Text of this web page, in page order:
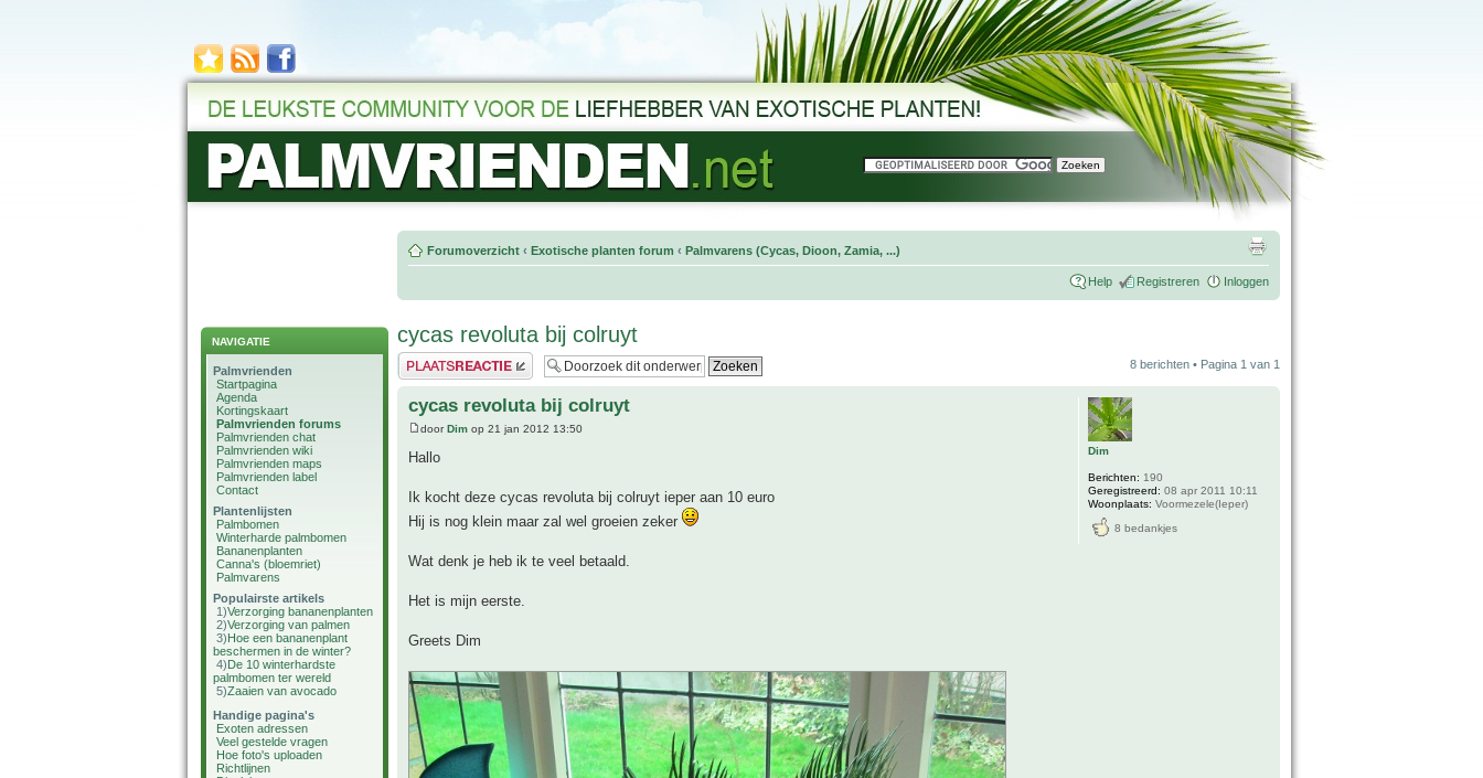
NAVIGATIE
Palmvrienden
Startpagina
Agenda
Kortingskaart
Palmvrienden forums
Palmvrienden chat
Palmvrienden wiki
Palmvrienden maps
Palmvrienden label
Contact
Plantenlijsten
Palmbomen
Winterharde palmbomen
Bananenplanten
Canna's (bloemriet)
Palmvarens
Populairste artikels
1)Verzorging bananenplanten
2)Verzorging van palmen
3)Hoe een bananenplant
beschermen in de winter?
4)De 10 winterhardste
palmbomen ter wereld
5)Zaaien van avocado
Handige pagina's
Exoten adressen
Veel gestelde vragen
Hoe foto's uploaden
Richtlijnen
Forumoverzicht ‹ Exotische planten forum ‹ Palmvarens (Cycas, Dioon, Zamia, ...)
Help Registreren Inloggen
cycas revoluta bij colruyt
Plaats een reactie 8 berichten • Pagina 1 van 1
cycas revoluta bij colruyt
doorDim op 21 jan 2012 13:50
Hallo
Ik kocht deze cycas revoluta bij colruyt ieper aan 10 euro
Hij is nog klein maar zal wel groeien zeker
Wat denk je heb ik te veel betaald.
Het is mijn eerste.
Greets Dim
Dim
Berichten: 190
Geregistreerd: 08 apr 2011 10:11
Woonplaats: Voormezele(Ieper)
8 bedankjes